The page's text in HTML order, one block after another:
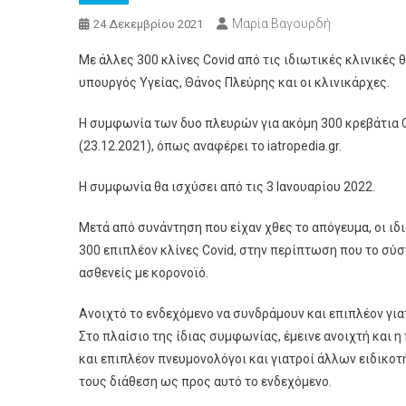
24 Δεκεμβρίου 2021 Μαρία Βαγουρδή
Με άλλες 300 κλίνες Covid από τις ιδιωτικές
υπουργός Υγείας, Θάνος Πλεύρης και οι κλινικάρχες.
Η συμφωνία των δυο πλευρών για ακόμη 300 κρεβάτια
(23.12.2021), όπως αναφέρει το iatropedia.gr.
Η συμφωνία θα ισχύσει από τις 3 Ιανουαρίου 2022.
Μετά από συνάντηση που είχαν χθες το απόγευμα, οι
300 επιπλέον κλίνες Covid, στην περίπτωση που το
ασθενείς με κορονοϊό.
Ανοιχτό το ενδεχόμενο να συνδράμουν και επιπλέον
Στο πλαίσιο της ίδιας συμφωνίας, έμεινε ανοιχτή και
και επιπλέον πνευμονολόγοι και γιατροί άλλων
τους διάθεση ως προς αυτό το ενδεχόμενο.